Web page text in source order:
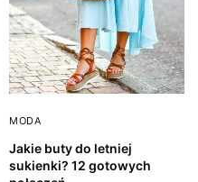
MODA
Jakie buty do letniej
sukienki? 12 gotowych